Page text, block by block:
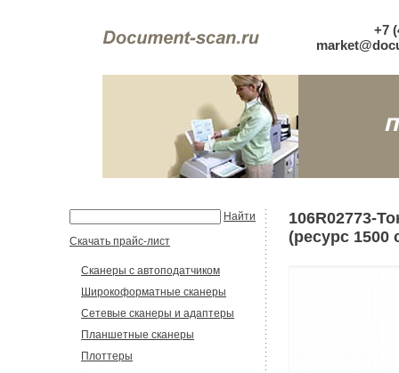
+7
Найти
Скачать прайс-лист
Сканеры с автоподатчиком
Широкоформатные сканеры
Сетевые сканеры и адаптеры
Планшетные сканеры
Плоттеры
106R02773-
(ресурс 1500